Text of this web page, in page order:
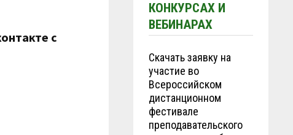
с
КОНКУРСАХ И
ВЕБИНАРАХ
Скачать заявку на
участие во
Всероссийском
дистанционном
фестивале
преподавательского